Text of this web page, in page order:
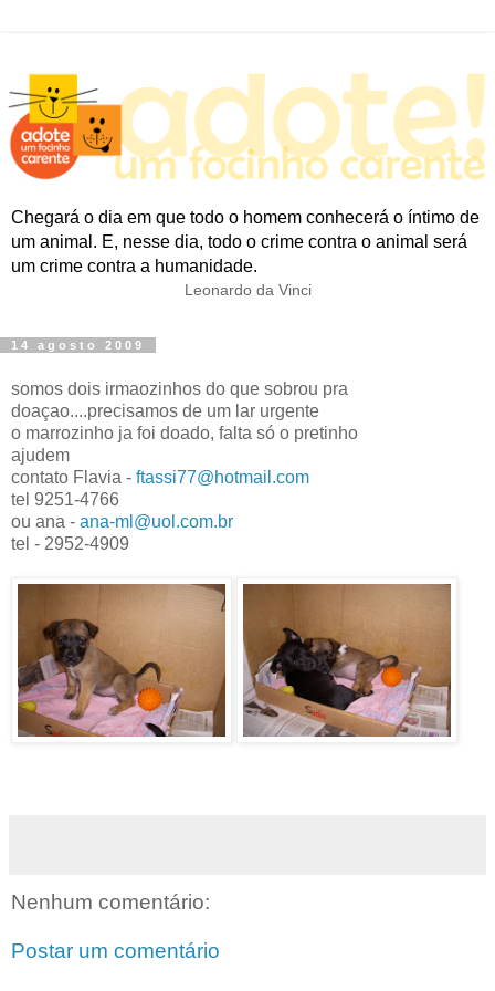
Chegará o dia em que todo o homem conhecerá o íntimo de
um animal. E, nesse dia, todo o crime contra o animal será
um crime contra a humanidade.
Leonardo da Vinci
14 agosto 2009
somos dois irmaozinhos do que sobrou pra
doaçao....precisamos de um lar urgente
o marrozinho ja foi doado, falta só o pretinho
ajudem
contato Flavia - ftassi77@hotmail.com
tel 9251-4766
ou ana - ana-ml@uol.com.br
tel - 2952-4909
Nenhum comentário:
Postar um comentário